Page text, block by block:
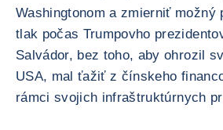
Washingtonom a zmierniť možný
tlak počas Trumpovho
Salvádor, bez toho, aby ohrozil
USA, mal ťažiť z čínskeho
rámci svojich infraštruktúrnych